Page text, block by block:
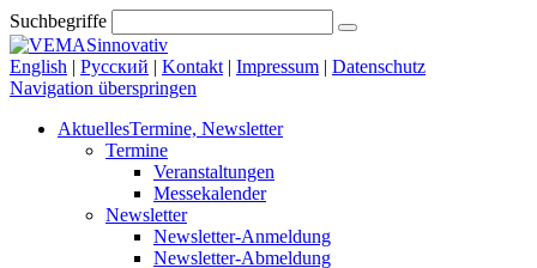
Suchbegriffe
English | Русский | Kontakt | Impressum | Datenschutz
Navigation überspringen
AktuellesTermine, Newsletter
Termine
Veranstaltungen
Messekalender
Newsletter
Newsletter-Anmeldung
Newsletter-Abmeldung